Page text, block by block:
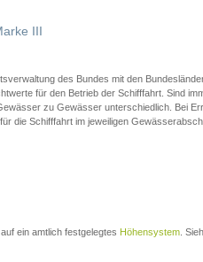
III
des Bundes mit den
für den Betrieb der Schifffahrt. Sind
zu Gewässer unterschiedlich. Bei
die Schifffahrt im jeweiligen
ein amtlich festgelegtes Höhensystem .